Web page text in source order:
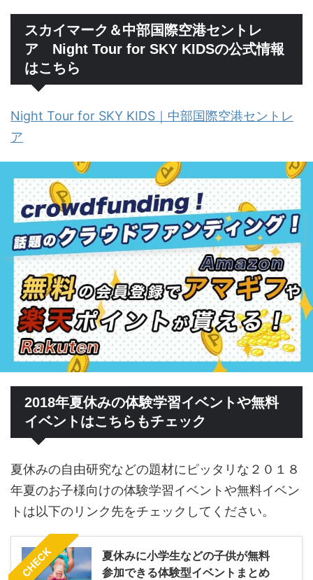
スカイマーク＆中部国際空港セントレ
ア Night Tour for SKY KIDSの公式情報
はこちら
Night Tour for SKY KIDS｜中部国際空港セントレ
ア
2018年夏休みの体験学習イベントや無料
イベントはこちらもチェック
夏休みの自由研究などの題材にピッタリな２０１８
年夏のお子様向けの体験学習イベントや無料イベン
トは以下のリンク先をチェックしてください。
CHECK
夏休みに小学生などの子供が無料
参加できる体験型イベントまとめ